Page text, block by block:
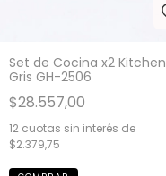
Set de Cocina x2 Kitchen
Gris GH-2506
$28.557,00
12 cuotas sin interés de
$2.379,75